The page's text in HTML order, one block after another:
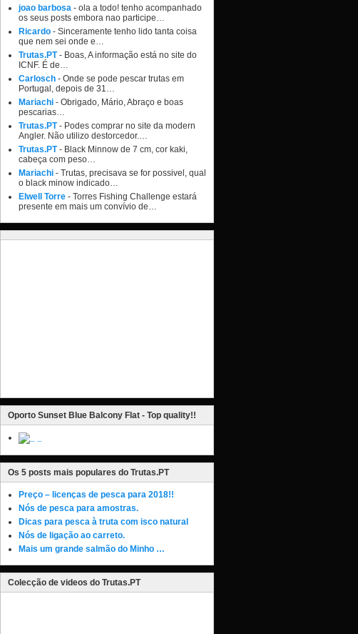
joao barbosa - ola a todo! tenho acompanhado
os seus posts embora nao participe…
Ricardo - Sinceramente tenho lido tanta coisa
que nem sei onde e…
Trutas.PT- Boas, A informação está no site do
ICNF. É de…
Carlosch - Onde se pode pescar trutas em
Portugal, depois de 31…
Mariachi - Obrigado, Mário, Abraço e boas
pescarias…
Trutas.PT- Podes comprar no site da modern
Angler. Não utilizo destorcedor.…
Trutas.PT- Black Minnow de 7 cm, cor kaki,
cabeça com peso…
Mariachi - Trutas, precisava se for possivel, qual
o black minow indicado…
Elwell Torre - Torres Fishing Challenge estará
presente em mais um convívio de…
Oporto Sunset Blue Balcony Flat - Top quality!!
Os 5 posts mais populares do Trutas.PT
Preço – licenças de pesca para 2018!!
Nós de pesca para amostras.
Dicas para pesca à truta com isco natural
Nós de ligação ao carreto.
Mais um grande salmão do Minho …
Colecção de videos do Trutas.PT